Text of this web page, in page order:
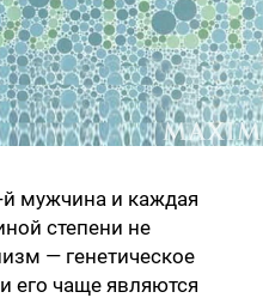
мужчина и каждая
степени не
— генетическое
его чаще являются